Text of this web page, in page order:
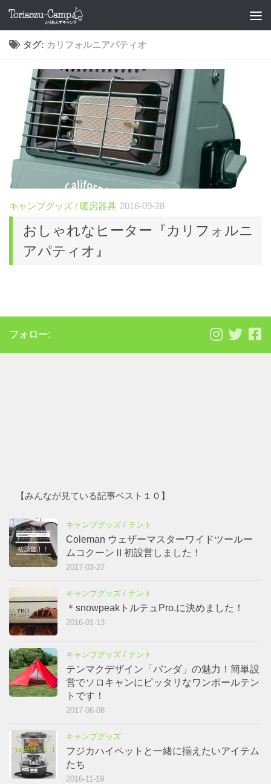
コンテンツへスキップ
タグ: カリフォルニアパティオ
キャンプグッズ / 暖房器具 2016-09-28
おしゃれなヒーター『カリフォルニ
アパティオ』
フォロー:
【みんなが見ている記事ベスト１０】
キャンプグッズ / テント
Coleman ウェザーマスターワイドツールー
ムコクーンⅡ初設営しました！
2017-03-27
キャンプグッズ / テント
＊snowpeakトルテュPro.に決めました！
2016-01-13
キャンプグッズ / テント
テンマクデザイン「パンダ」の魅力！簡単設
営でソロキャンにピッタリなワンポールテン
トです！
2017-06-08
キャンプグッズ
フジカハイペットと一緒に揃えたいアイテム
たち
2016-11-19